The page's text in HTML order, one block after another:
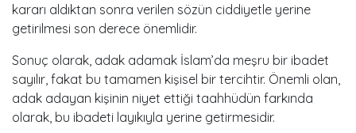
kararı aldıktan sonra verilen sözün ciddiyetle yerine
getirilmesi son derece önemlidir.
Sonuç olarak, adak adamak İslam’da meşru bir ibadet
sayılır, fakat bu tamamen kişisel bir tercihtir. Önemli olan,
adak adayan kişinin niyet ettiği taahhüdün farkında
olarak, bu ibadeti layıkıyla yerine getirmesidir.